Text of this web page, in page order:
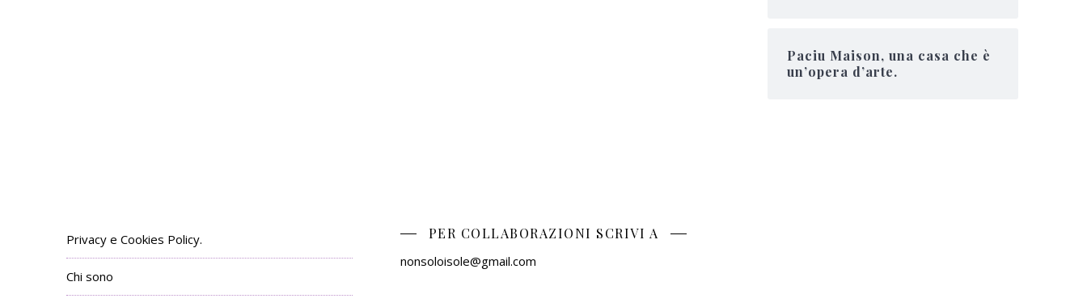
Paciu Maison, una casa che è
un’opera d’arte.
Privacy e Cookies Policy.
Chi sono
PER COLLABORAZIONI SCRIVI A
nonsoloisole@gmail.com